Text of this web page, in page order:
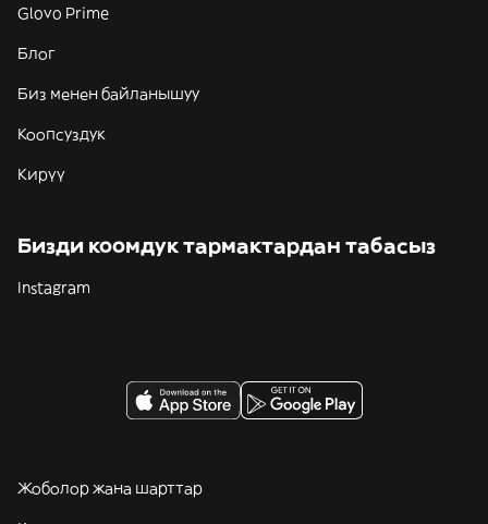
Glovo Prime
Блог
Биз менен байланышуу
Коопсуздук
Кирүү
Бизди коомдук тармактардан табасыз
Instagram
Жоболор жана шарттар